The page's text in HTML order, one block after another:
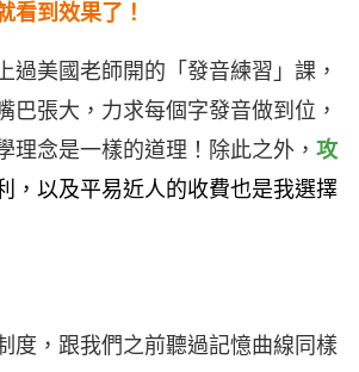
看到效果了！
過美國老師開的「發音練習」課，
巴張大，力求每個字發音做到位，
理念是一樣的道理！除此之外， 攻
，以及平易近人的收費也是我選擇
度，跟我們之前聽過記憶曲線同樣